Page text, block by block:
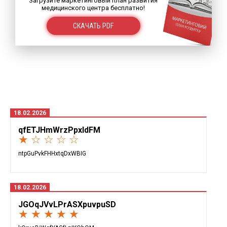
медицинского центра бесплатно!
СКАЧАТЬ PDF
18.02.2026
qfETJHmWrzPpxldFM
★ ☆ ☆ ☆ ☆
ntpGuPvkFHHxtqDxWBIG
18.02.2026
JGOqJVvLPrASXpuvpuSD
★ ★ ★ ★ ★